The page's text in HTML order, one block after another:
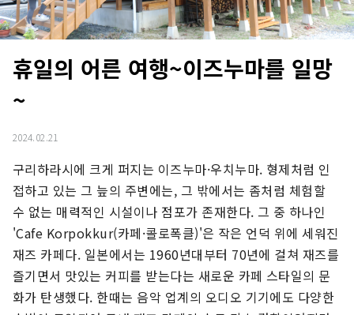
휴일의 어른 여행~이즈누마를 일망
~
2024.02.21
구리하라시에 크게 퍼지는 이즈누마·우치누마. 형제처럼 인
접하고 있는 그 늪의 주변에는, 그 밖에서는 좀처럼 체험할
수 없는 매력적인 시설이나 점포가 존재한다. 그 중 하나인
'Cafe Korpokkur(카페·콜로폭클)'은 작은 언덕 위에 세워진
재즈 카페다. 일본에서는 1960년대부터 70년에 걸쳐 재즈를
즐기면서 맛있는 커피를 받는다는 새로운 카페 스타일의 문
화가 탄생했다. 한때는 음악 업계의 오디오 기기에도 다양한